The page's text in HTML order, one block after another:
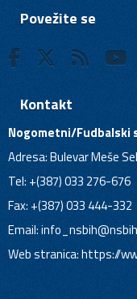
Povežite se
Kontakt
Nogometni/Fudbalski
Adresa: Bulevar Meše
Tel: +(387) 033 276-676
Fax: +(387) 033 444-332
Email:
Web stranica: https://